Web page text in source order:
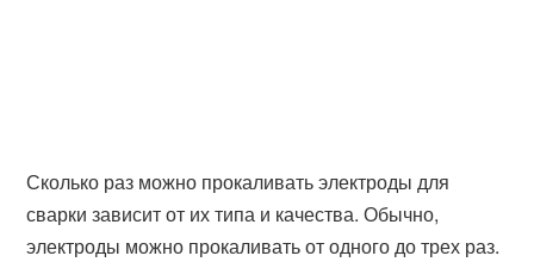
Сколько раз можно прокаливать электроды для
сварки зависит от их типа и качества. Обычно,
электроды можно прокаливать от одного до трех раз.